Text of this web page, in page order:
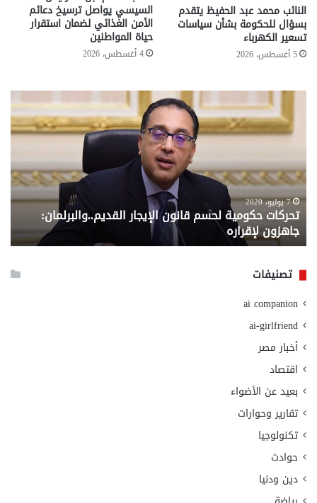
النائب محمد عبد الحفيظ يتقدم
بسؤال للحكومة بشأن سياسات
تسعير الكهرباء
5 أغسطس، 2026
السيسي يواصل ترسيخ دعائم
الأمن الغذائي لضمان استقرار
حياة المواطنين
4 أغسطس، 2026
تحركات
حكومية
لحسم
قانون
القديم..والبرلمان:
جاهزون
لإقراره
7 يوليو، 2020
تحركات حكومية لحسم قانون الإيجار القديم..والبرلمان:
جاهزون لإقراره
..
من
تصنيفات
ai companion
ai-girlfriend
أخبار مصر
اقتصاد
بعيد عن الأضواء
تقارير وحوارات
تكنولوجيا
حوادث
دين ودنيا